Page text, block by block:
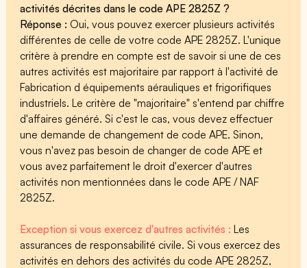
activités décrites dans le code APE 2825Z ?
Réponse :Oui, vous pouvez exercer plusieurs activités
différentes de celle de votre code APE 2825Z. L'unique
critère à prendre en compte est de savoir si une de ces
autres activités est majoritaire par rapport à l'activité de
Fabrication d équipements aérauliques et frigorifiques
industriels. Le critère de "majoritaire" s'entend par chiffre
d'affaires généré. Si c'est le cas, vous devez effectuer
une demande de changement de code APE. Sinon,
vous n'avez pas besoin de changer de code APE et
vous avez parfaitement le droit d'exercer d'autres
activités non mentionnées dans le code APE / NAF
2825Z.
Exception si vous exercez d'autres activités :Les
assurances de responsabilité civile. Si vous exercez des
activités en dehors des activités du code APE 2825Z,